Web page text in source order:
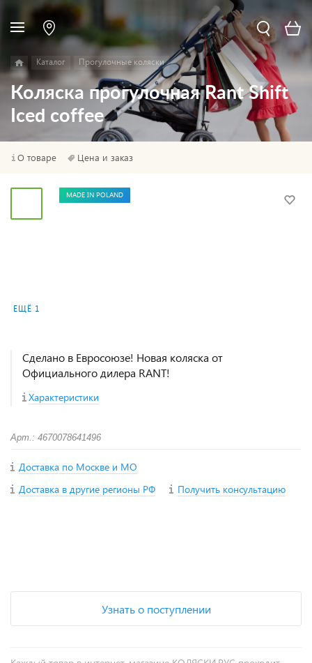
Каталог Прогулочные коляски
Коляска прогулочная Rant Shift
Iced coffee
О товаре Цена и заказ
ЕЩЁ 1
MADE IN POLAND
Сделано в Евросоюзе! Новая коляска от
Официального дилера RANT!
Характеристики
Арт.: 4670078641496
Доставка по Москве и МО
Доставка в другие регионы РФ
Получить консультацию
Узнать о поступлении